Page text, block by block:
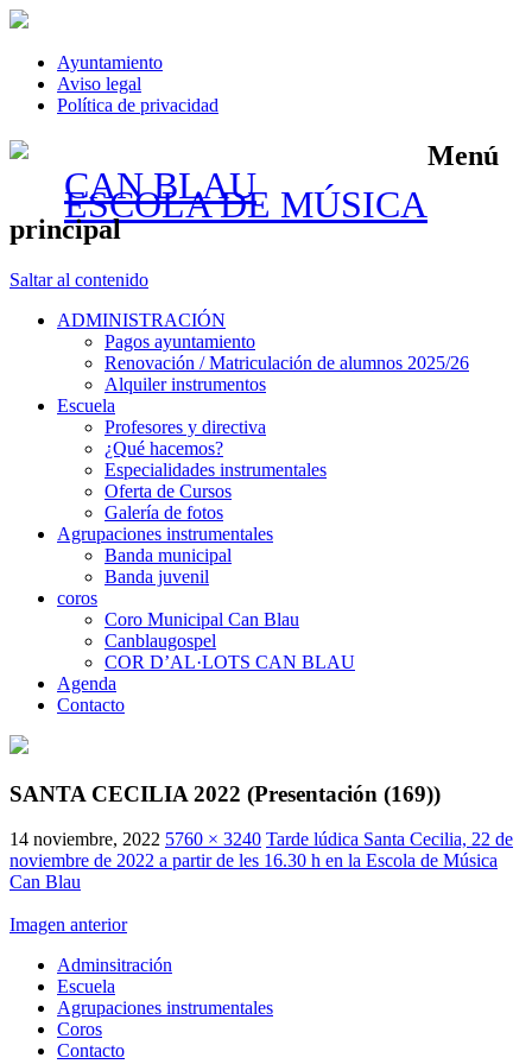
Ayuntamiento
Aviso legal
Política de privacidad
CAN BLAU
ESCOLA DE MÚSICA
Menú
principal
Saltar al contenido
ADMINISTRACIÓN
Pagos ayuntamiento
Renovación / Matriculación de alumnos 2025/26
Alquiler instrumentos
Escuela
Profesores y directiva
¿Qué hacemos?
Especialidades instrumentales
Oferta de Cursos
Galería de fotos
Agrupaciones instrumentales
Banda municipal
Banda juvenil
coros
Coro Municipal Can Blau
Canblaugospel
COR D’AL·LOTS CAN BLAU
Agenda
Contacto
SANTA CECILIA 2022 (Presentación (169))
14 noviembre, 2022 5760 × 3240 Tarde lúdica Santa Cecilia, 22 de
noviembre de 2022 a partir de les 16.30 h en la Escola de Música
Can Blau
Imagen anterior
Adminsitración
Escuela
Agrupaciones instrumentales
Coros
Contacto